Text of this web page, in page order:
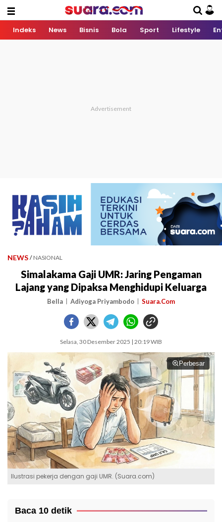
Indeks News Bisnis Bola Sport Lifestyle
NEWS / NASIONAL
Simalakama Gaji UMR: Jaring Pengaman
Lajang yang Dipaksa Menghidupi Keluarga
Bella Adiyoga Priyambodo Suara.Com
Selasa, 30 Desember 2025 | 20:19 WIB
Perbesar
Ilustrasi pekerja dengan gaji UMR. (Suara.com)
Baca 10 detik